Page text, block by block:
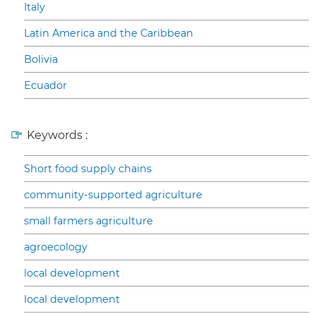
Italy
Latin America and the Caribbean
Bolivia
Ecuador
Keywords :
Short food supply chains
community-supported agriculture
small farmers agriculture
agroecology
local development
local development